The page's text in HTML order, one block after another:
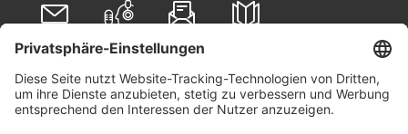
Folgen Sie uns auf